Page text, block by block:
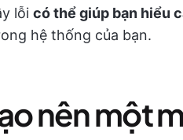
lỗi có thể giúp bạn hiểu
hệ thống của bạn.
nên một